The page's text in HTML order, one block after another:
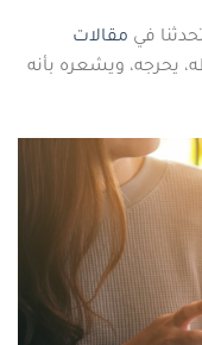
في مقالات
يحرجه، ويشعره بأنه